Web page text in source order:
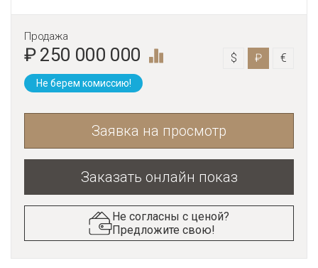
Продажа
₽ 250 000 000 $ ₽ €
Не берем комиссию!
Заявка на просмотр
Заказать онлайн показ
Не согласны с ценой?
Предложите свою!